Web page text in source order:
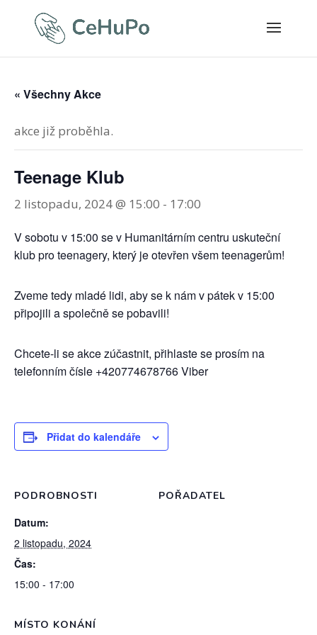
« Všechny Akce
akce již proběhla.
Teenage Klub
2 listopadu, 2024 @ 15:00 - 17:00
V sobotu v 15:00 se v Humanitárním centru uskuteční
klub pro teenagery, který je otevřen všem teenagerům!
Zveme tedy mladé lidi, aby se k nám v pátek v 15:00
připojili a společně se pobavili!
Chcete-li se akce zúčastnit, přihlaste se prosím na
telefonním čísle +420774678766 Viber
Přidat do kalendáře
PODROBNOSTI
Datum:
2 listopadu, 2024
Čas:
15:00 - 17:00
POŘADATEL
MÍSTO KONÁNÍ